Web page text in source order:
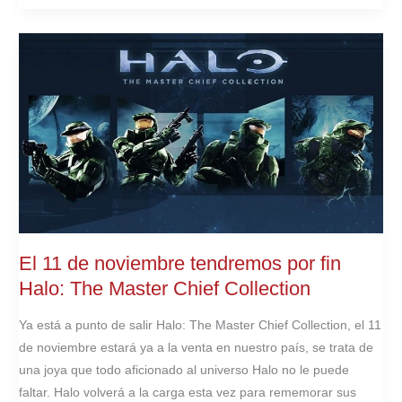
LOS
PS
PLUS
DE
NOVIEMBRE
El 11 de noviembre tendremos por fin
Halo: The Master Chief Collection
Ya está a punto de salir Halo: The Master Chief Collection, el 11
de noviembre estará ya a la venta en nuestro país, se trata de
una joya que todo aficionado al universo Halo no le puede
faltar. Halo volverá a la carga esta vez para rememorar sus